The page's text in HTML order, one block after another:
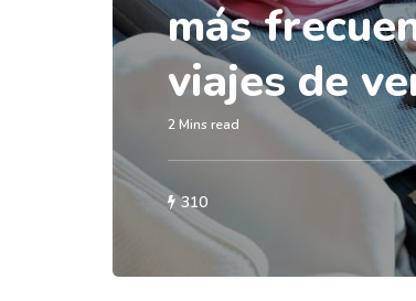
más
viajes de
2 Mins read
310